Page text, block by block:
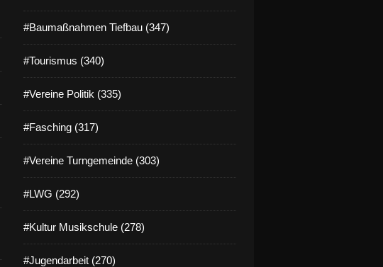
#Baumaßnahmen Tiefbau (347)
#Tourismus (340)
#Vereine Politik (335)
#Fasching (317)
#Vereine Turngemeinde (303)
#LWG (292)
#Kultur Musikschule (278)
#Jugendarbeit (270)